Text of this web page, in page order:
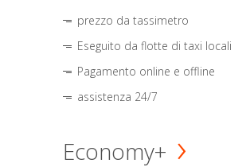
prezzo da tassimetro
Eseguito da flotte di taxi locali
Pagamento online e offline
assistenza 24/7
Economy+